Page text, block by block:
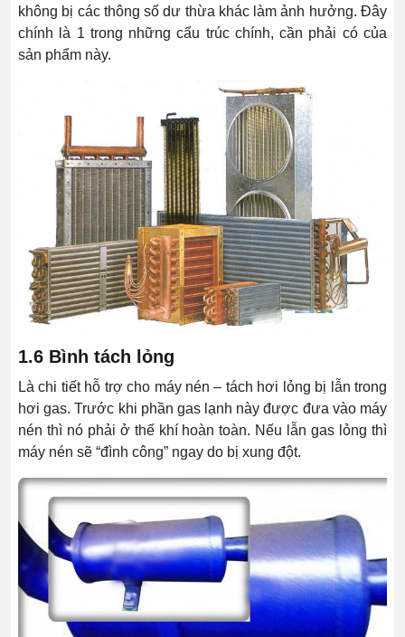
không bị các thông số dư thừa khác làm ảnh hưởng. Đây
chính là 1 trong những cấu trúc chính, cần phải có của
sản phẩm này.
1.6 Bình tách lỏng
Là chi tiết hỗ trợ cho máy nén – tách hơi lỏng bị lẫn trong
hơi gas. Trước khi phần gas lạnh này được đưa vào máy
nén thì nó phải ở thế khí hoàn toàn. Nếu lẫn gas lỏng thì
máy nén sẽ “đình công” ngay do bị xung đột.